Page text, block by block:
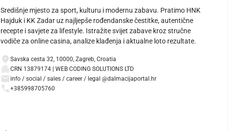
Središnje mjesto za sport, kulturu i modernu zabavu. Pratimo HNK
Hajduk i KK Zadar uz najljepše rođendanske čestitke, autentične
recepte i savjete za lifestyle. Istražite svijet zabave kroz stručne
vodiče za online casina, analize klađenja i aktualne loto rezultate.
Savska cesta 32, 10000, Zagreb, Croatia
CRN 13879174 | WEB CODING SOLUTIONS LTD
info / social / sales / career / legal @dalmacijaportal.hr
+385998705760